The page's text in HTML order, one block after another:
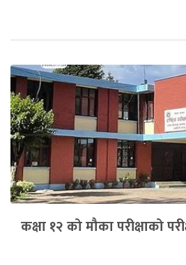
कक्षा १२ को मौका परीक्षाको